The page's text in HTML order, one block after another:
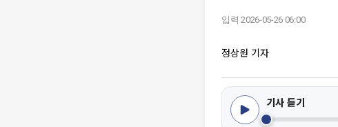
입력 2026-05-26 06:00
정상원 기자
기사 듣기